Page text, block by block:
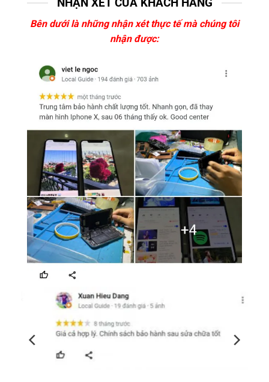
NHẬN XÉT CỦA KHÁCH HÀNG
Bên dưới là những nhận xét thực tế mà chúng tôi
nhận được: